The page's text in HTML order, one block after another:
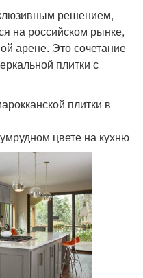
решением,
на российском рынке,
арене. Это сочетание
плитки с
плитки в
цвете на кухню